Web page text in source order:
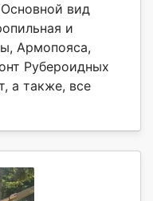
вид
и
Армопояса,
Рубероидных
а также, все